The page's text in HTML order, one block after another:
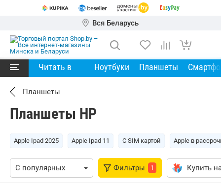
Вся Беларусь
Читать в Ноутбуки Планшеты
Планшеты
Планшеты HP
Apple Ipad 2025 Apple Ipad 11 С SIM картой Apple в
Фильтры 1 Купить